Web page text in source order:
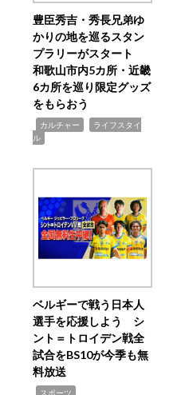
豊臣秀吉・秀長兄弟ゆ
かりの地を巡るスタン
プラリーがスタート
和歌山市内5カ所・近畿
6カ所を巡り限定グッズ
をもらおう
カルチャー
ライフスタイ
ル
ベルギーで戦う日本人
選手を応援しよう シ
ント＝トロイデン戦全
試合をBS10が今季も無
料放送
スポーツ